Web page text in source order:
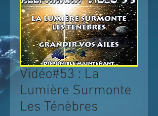
Vidéo#53 : La
Lumière Surmonte
Les Ténèbres